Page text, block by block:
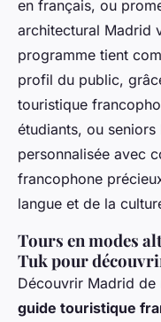
en français, ou
architectural Madrid
programme tient
profil du public,
touristique
étudiants, ou seniors
personnalisée avec
francophone
langue et de la
Tours en modes
Tuk pour
Découvrir Madrid de
guide touristique